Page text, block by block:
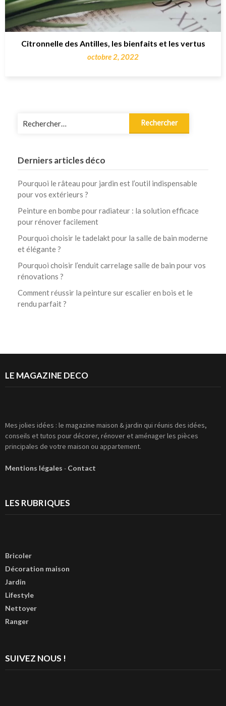
Citronnelle des Antilles, les bienfaits et les vertus
octobre 2, 2022
Derniers articles déco
Pourquoi le râteau pour jardin est l’outil indispensable
pour vos extérieurs ?
Peinture en bombe pour radiateur : la solution efficace
pour rénover facilement
Pourquoi choisir le tadelakt pour la salle de bain moderne
et élégante ?
Pourquoi choisir l’enduit carrelage salle de bain pour vos
rénovations ?
Comment réussir la peinture sur escalier en bois et le
rendu parfait ?
LE MAGAZINE DECO
Mes jolies idées : le magazine maison & jardin qui réunis des idées,
conseils et tutos pour décorer, rénover et aménager les pièces
principales de votre maison ou appartement.
Mentions légales - Contact
LES RUBRIQUES
Bricoler
Décoration maison
Jardin
Lifestyle
Nettoyer
Ranger
SUIVEZ NOUS !